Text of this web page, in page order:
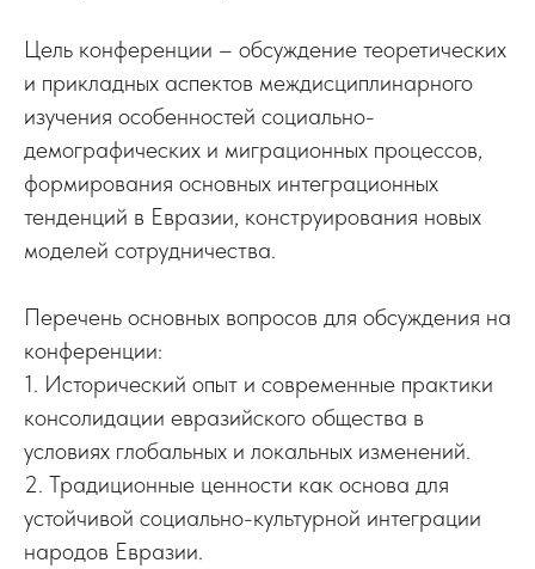
Цель конференции – обсуждение теоретических
и прикладных аспектов междисциплинарного
изучения особенностей социально-
демографических и миграционных процессов,
формирования основных интеграционных
тенденций в Евразии, конструирования новых
моделей сотрудничества.
Перечень основных вопросов для обсуждения на
конференции:
1. Исторический опыт и современные практики
консолидации евразийского общества в
условиях глобальных и локальных изменений.
2. Традиционные ценности как основа для
устойчивой социально-культурной интеграции
народов Евразии.